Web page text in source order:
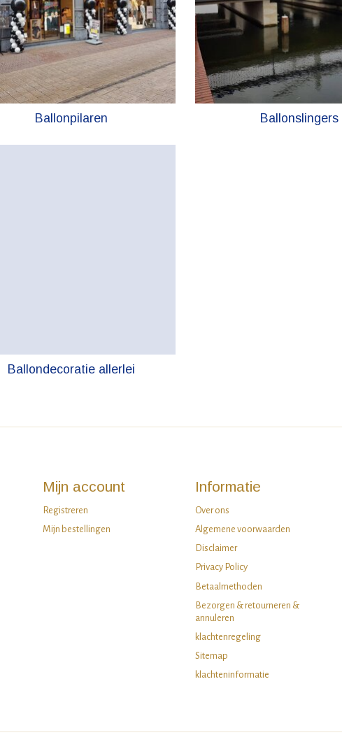
Ballonpilaren Ballonslingers
Ballondecoratie allerlei
Mijn account
Registreren
Mijn bestellingen
Informatie
Over ons
Algemene voorwaarden
Disclaimer
Privacy Policy
Betaalmethoden
Bezorgen & retourneren &
annuleren
klachtenregeling
Sitemap
klachteninformatie